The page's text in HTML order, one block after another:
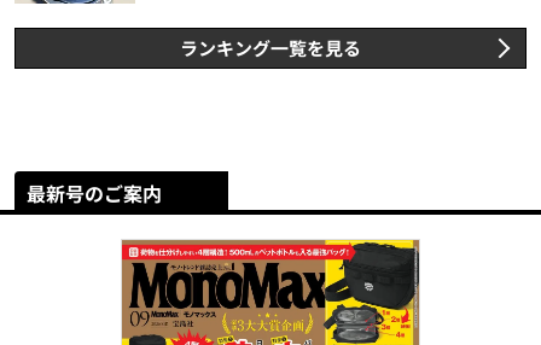
ランキング一覧を見る
最新号のご案内